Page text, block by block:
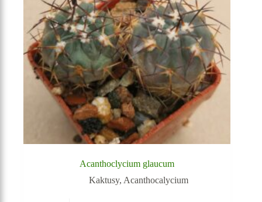
Acanthoclycium glaucum
Kaktusy, Acanthocalycium